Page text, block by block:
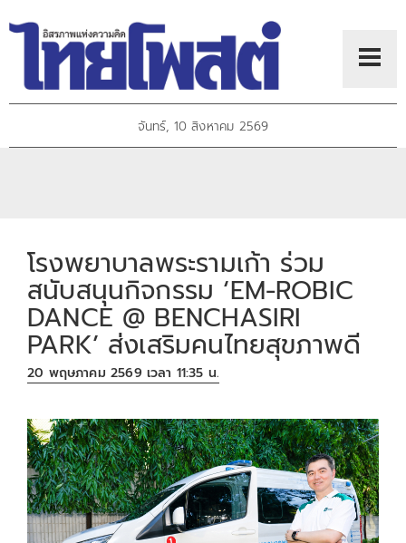
จันทร์, 10 สิงหาคม 2569
โรงพยาบาลพระรามเก้า ร่วม
สนับสนุนกิจกรรม ‘EM-ROBIC
DANCE @ BENCHASIRI
PARK’ ส่งเสริมคนไทยสุขภาพดี
20 พฤษภาคม 2569 เวลา 11:35 น.